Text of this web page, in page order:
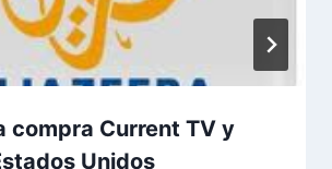
compra Current TV y
Unidos